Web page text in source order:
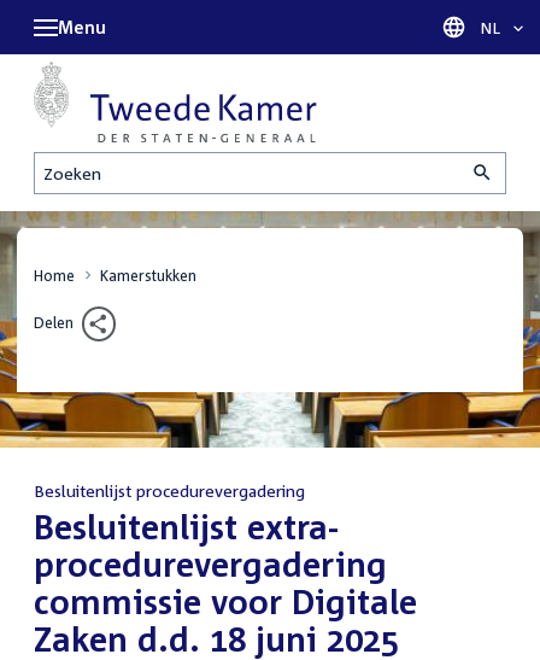
Zoeken
Menu Taal
NL
Home Kamerstukken
Delen
Besluitenlijst procedurevergadering
:Besluitenlijst extra-
procedurevergadering
commissie voor Digitale
Zaken d.d. 18 juni 2025